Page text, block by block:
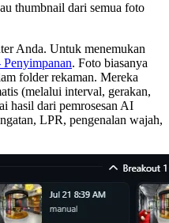
thumbnail dari semua foto
Anda. Untuk menemukan
Penyimpanan. Foto biasanya
folder rekaman. Mereka
(melalui interval, gerakan,
hasil dari pemrosesan AI
LPR, pengenalan wajah,